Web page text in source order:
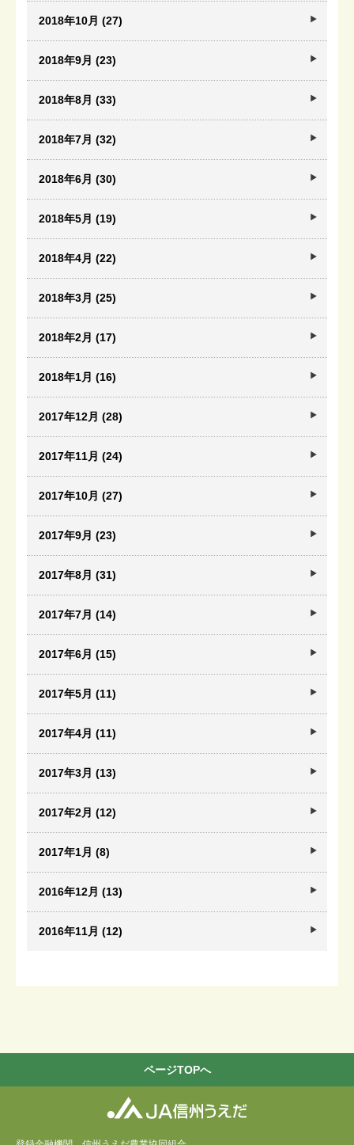
2018年10月 (27)
2018年9月 (23)
2018年8月 (33)
2018年7月 (32)
2018年6月 (30)
2018年5月 (19)
2018年4月 (22)
2018年3月 (25)
2018年2月 (17)
2018年1月 (16)
2017年12月 (28)
2017年11月 (24)
2017年10月 (27)
2017年9月 (23)
2017年8月 (31)
2017年7月 (14)
2017年6月 (15)
2017年5月 (11)
2017年4月 (11)
2017年3月 (13)
2017年2月 (12)
2017年1月 (8)
2016年12月 (13)
2016年11月 (12)
ページTOPへ